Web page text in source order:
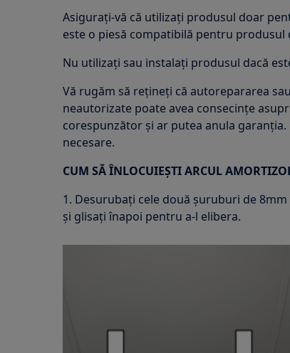
Asigurați-vă că utilizați produsul doar
este o piesă compatibilă pentru produsul
Nu utilizați sau instalați produsul dacă
Vă rugăm să rețineți că autorepararea
neautorizate poate avea consecințe
corespunzător și ar putea anula
necesare.
CUM SĂ ÎNLOCUIEȘTI ARCUL
1. Desurubați cele două șuruburi de
și glisați înapoi pentru a-l elibera.